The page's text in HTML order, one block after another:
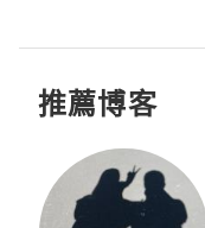
推薦博客